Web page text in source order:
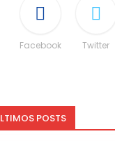
Facebook Twitter
POSTS